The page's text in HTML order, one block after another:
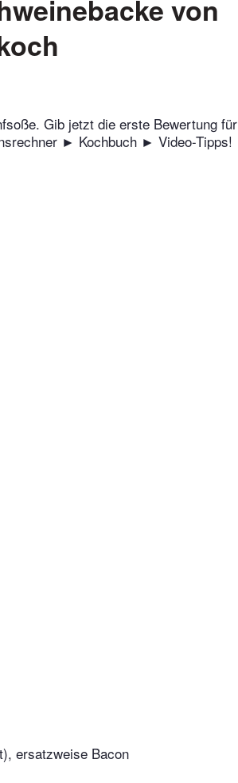
von
Gib jetzt die erste Bewertung für
► Kochbuch ► Video-Tipps!
ersatzweise Bacon